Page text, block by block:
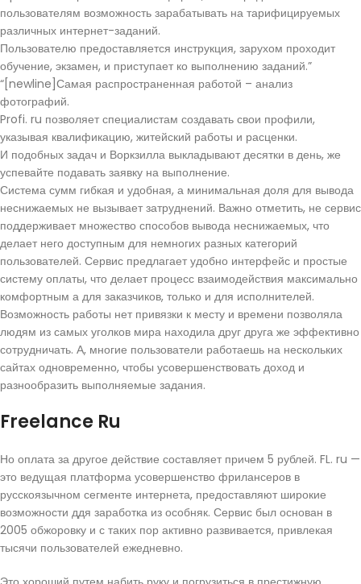
пользователям возможность зарабатывать на тарифицируемых
различных интернет-заданий.
Пользователю предоставляется инструкция, зарухом проходит
обучение, экзамен, и приступает ко выполнению заданий.”
“[newline]Самая распространенная работой – анализ
фотографий.
Profi. ru позволяет специалистам создавать свои профили,
указывая квалификацию, житейский работы и расценки.
И подобных задач и Воркзилла выкладывают десятки в день, же
успевайте подавать заявку на выполнение.
Система сумм гибкая и удобная, а минимальная доля для вывода
неснижаемых не вызывает затруднений. Важно отметить, не сервис
поддерживает множество способов вывода неснижаемых, что
делает него доступным для немногих разных категорий
пользователей. Сервис предлагает удобно интерфейс и простые
систему оплаты, что делает процесс взаимодействия максимально
комфортным а для заказчиков, только и для исполнителей.
Возможность работы нет привязки к месту и времени позволяла
людям из самых уголков мира находила друг друга же эффективно
сотрудничать. А, многие пользователи работаешь на нескольких
сайтах одновременно, чтобы усовершенствовать доход и
разнообразить выполняемые задания.
Freelance Ru
Но оплата за другое действие составляет причем 5 рублей. FL. ru —
это ведущая платформа усовершенство фрилансеров в
русскоязычном сегменте интернета, предоставляют широкие
возможности ддя заработка из особняк. Сервис был основан в
2005 обжоровку и с таких пор активно развивается, привлекая
тысячи пользователей ежедневно.